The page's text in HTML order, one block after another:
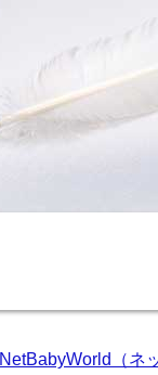
NetBabyWorld（ネ